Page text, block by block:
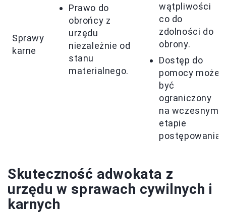
Sprawy
karne
Prawo do
obrońcy z
urzędu
niezależnie od
stanu
materialnego.
wątpliwości
co do
zdolności do
obrony.
Dostęp do
pomocy może
być
ograniczony
na wczesnym
etapie
postępowania.
Skuteczność adwokata z
urzędu w sprawach cywilnych i
karnych